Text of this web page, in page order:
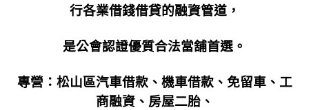
行各業借錢借貸的融資管道，
是公會認證優質合法當舖首選。
專營：松山區汽車借款、機車借款、免留車、工
商融資、房屋二胎、